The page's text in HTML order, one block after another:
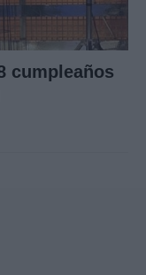
cumpleaños